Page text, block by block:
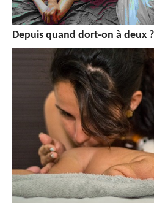
Depuis quand dort-on à deux ?